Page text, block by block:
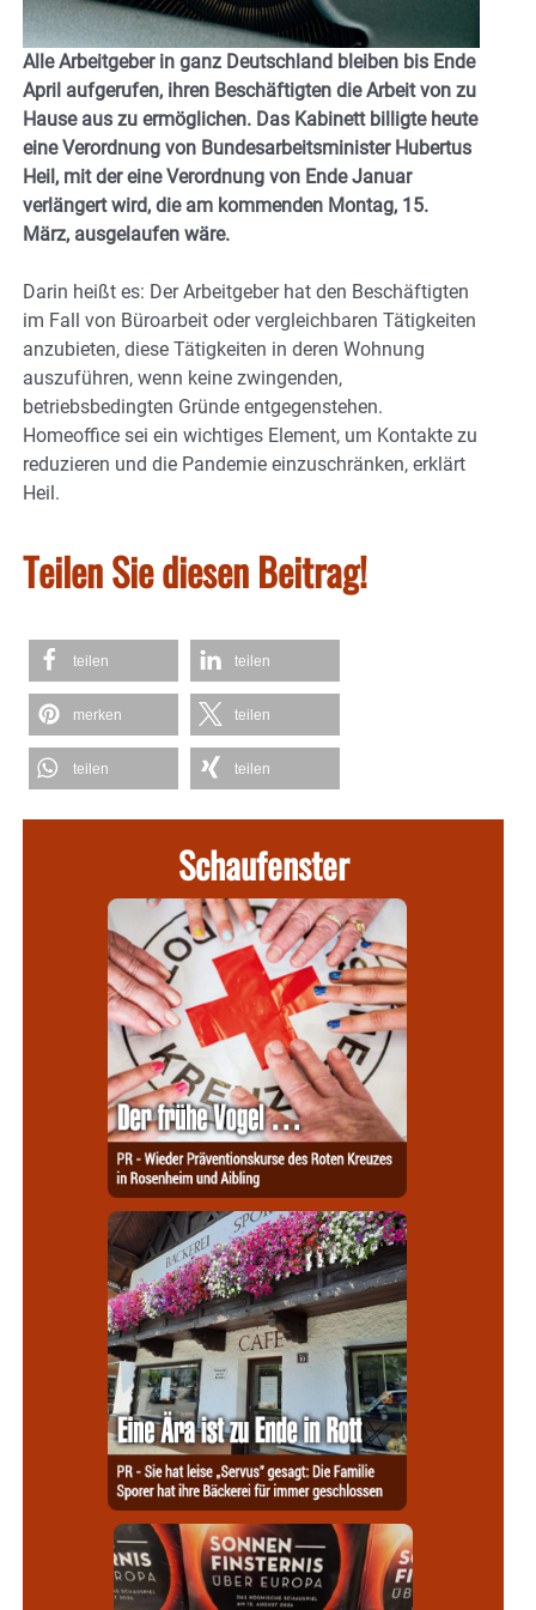
Alle Arbeitgeber in ganz Deutschland bleiben bis Ende
April aufgerufen, ihren Beschäftigten die Arbeit von zu
Hause aus zu ermöglichen. Das Kabinett billigte heute
eine Verordnung von Bundesarbeitsminister Hubertus
Heil, mit der eine Verordnung von Ende Januar
verlängert wird, die am kommenden Montag, 15.
März, ausgelaufen wäre.
Darin heißt es: Der Arbeitgeber hat den Beschäftigten
im Fall von Büroarbeit oder vergleichbaren Tätigkeiten
anzubieten, diese Tätigkeiten in deren Wohnung
auszuführen, wenn keine zwingenden,
betriebsbedingten Gründe entgegenstehen.
Homeoffice sei ein wichtiges Element, um Kontakte zu
reduzieren und die Pandemie einzuschränken, erklärt
Heil.
Teilen Sie diesen Beitrag!
teilen teilen
merken teilen
teilen teilen
Schaufenster